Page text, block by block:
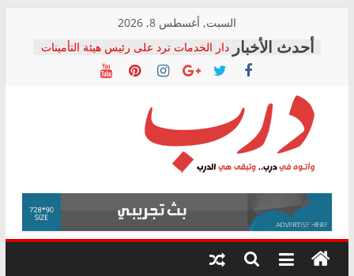
content
السبت, أغسطس 8, 2026
دار الخدمات ترد على رئيس هيئة التأمينات
بعد مؤتمره الصحفي: إنكار الأزمة لا ينهي
معاناة أصحاب المعاشات.. ونطالب بكشف
فرحات سليمان يكتب: القطاع الصحي إلى
أين؟
حزب التحالف الشعبي يطلق لجنة “الحق
في الصحة” بالإسكندرية لرصد الانتهاكات
ودعم المرضى
الوزاري لمدينة الصحفيين.. وانتهاء أعمال
إنشاء المبنى الإداري
المجلس القومي لحقوق الإنسان يعلن
متابعة قضية الدكتور محمد زهران.. ويؤكد:
قرينة البراءة وضمانات المحاكمة العادلة
درب
وأتوه
درب..
وتبقى
هي